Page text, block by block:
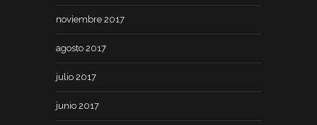
noviembre 2017
agosto 2017
julio 2017
junio 2017